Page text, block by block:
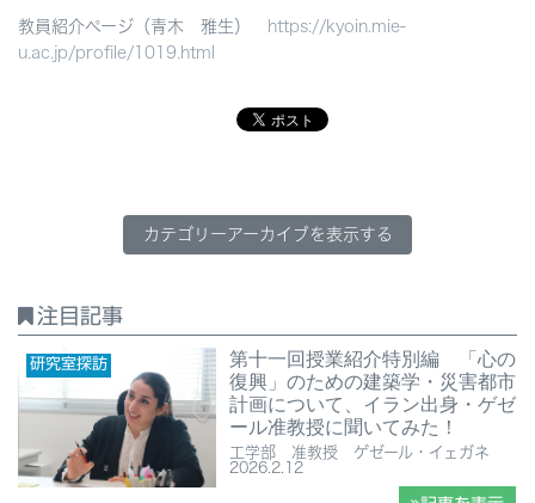
教員紹介ページ（青木 雅生）
https://kyoin.mie-
u.ac.jp/profile/1019.html
カテゴリーアーカイブを表示する
注目記事
研究室探訪
第十一回授業紹介特別編 「心の
復興」のための建築学・災害都市
計画について、イラン出身・ゲゼ
ール准教授に聞いてみた！
工学部 准教授 ゲゼール・イェガネ
2026.2.12